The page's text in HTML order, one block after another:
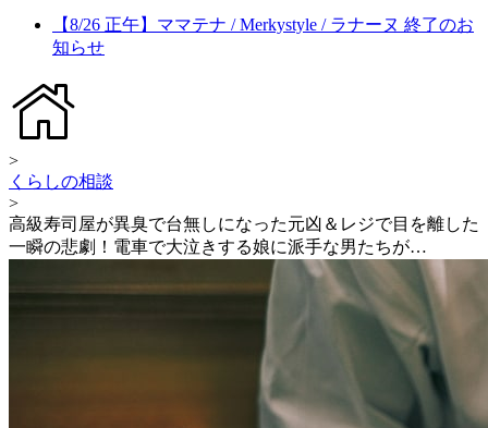
【8/26 正午】ママテナ / Merkystyle / ラナーヌ 終了のお
知らせ
>
くらしの相談
>
高級寿司屋が異臭で台無しになった元凶＆レジで目を離した
一瞬の悲劇！電車で大泣きする娘に派手な男たちが…